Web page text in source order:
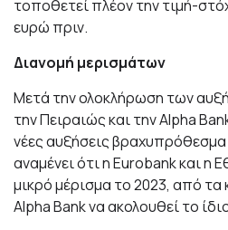
τοποθετεί πλέον την τιμή-
ευρώ πριν.
Διανομή μερισμάτων
Μετά την ολοκλήρωση των
την Πειραιώς και την Alpha
νέες αυξήσεις
αναμένει ότι η Eurobank και η
μικρό μέρισμα το 2023, από τα
Alpha Bank να ακολουθεί το